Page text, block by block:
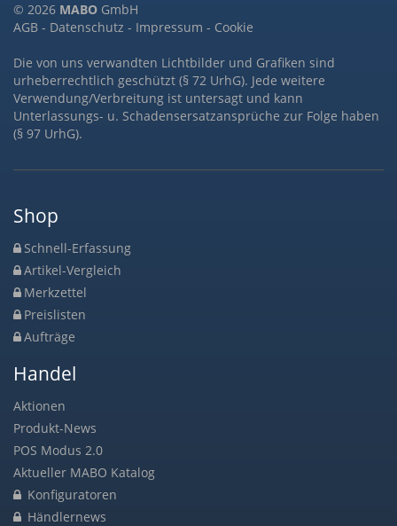
© 2026 MABO GmbH
AGB - Datenschutz - Impressum - Cookie
Die von uns verwandten Lichtbilder und Grafiken sind
urheberrechtlich geschützt (§ 72 UrhG). Jede weitere
Verwendung/Verbreitung ist untersagt und kann
Unterlassungs- u. Schadensersatzansprüche zur Folge haben
(§ 97 UrhG).
Shop
Schnell-Erfassung
Artikel-Vergleich
Merkzettel
Preislisten
Aufträge
Handel
Aktionen
Produkt-News
POS Modus 2.0
Aktueller MABO Katalog
Konfiguratoren
Händlernews